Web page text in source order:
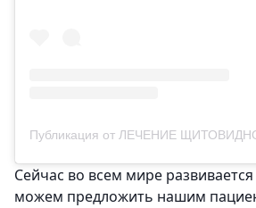
Сейчас во всем мире
можем предложить нашим